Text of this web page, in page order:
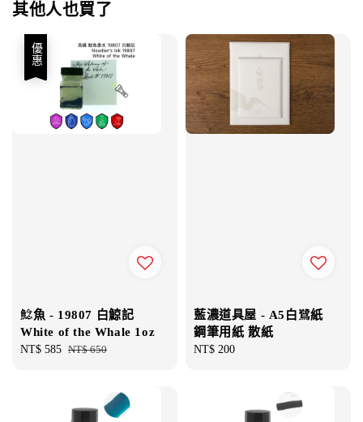
其他人也買了
優惠
鯰魚 - 19807 白鯨記
White of the Whale 1oz
Sale
NT$ 585 Regular
NT$ 650
藍濃道具屋 - A5白鷺紙
鋼筆用紙 散紙
Regular
NT$ 200